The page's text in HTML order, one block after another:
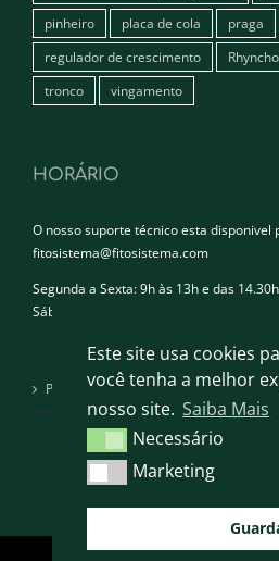
Este site usa cookies
você tenha a melhor
nosso site. Saiba Mais
Necessário
Necessário
MarketingMarketing
pinheiro
placa de cola praga
regulador de crescimento
tronco
vingamento
HORÁRIO
O nosso suporte técnico esta disponivel
fitosistema@fitosistema.com
Segunda a Sexta: 9h às 13h e das
Sábado e Domingo: Encerrado
Política de privacidade